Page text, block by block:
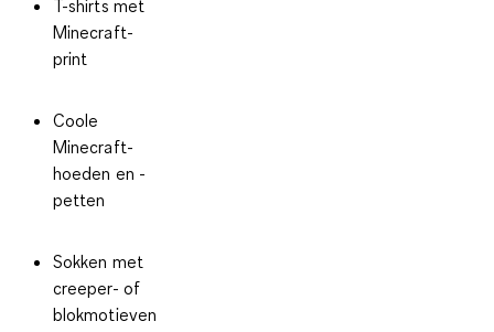
T-shirts met
Minecraft-
print
Coole
Minecraft-
hoeden en -
petten
Sokken met
creeper- of
blokmotieven